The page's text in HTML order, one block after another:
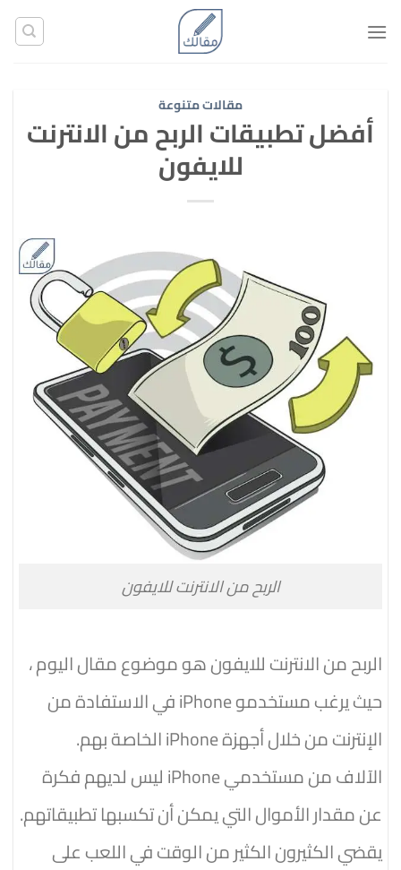
للمحتوى
مقالات متنوعة
أفضل تطبيقات الربح من الانترنت
للايفون
الربح من الانترنت للايفون
الربح من الانترنت للايفون هو موضوع مقال اليوم ،
حيث يرغب مستخدمو iPhone في الاستفادة من
الإنترنت من خلال أجهزة iPhone الخاصة بهم.
الآلاف من مستخدمي iPhone ليس لديهم فكرة
عن مقدار الأموال التي يمكن أن تكسبها تطبيقاتهم.
يقضي الكثيرون الكثير من الوقت في اللعب على